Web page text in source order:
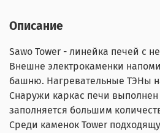
Описание
Sawo Tower - линейка печей с
Внешне электрокаменки
башню. Нагревательные ТЭНы
Снаружи каркас печи выполнен
заполняется большим
Среди каменок Tower